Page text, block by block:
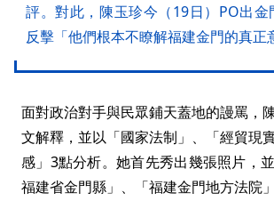
評。對此，陳玉珍今（19日）PO出金
反擊「他們根本不瞭解福建金門的真正
面對政治對手與民眾鋪天蓋地的謾罵，
文解釋，並以「國家法制」、「經貿現
感」3點分析。她首先秀出幾張照片，
福建省金門縣」、「福建金門地方法院